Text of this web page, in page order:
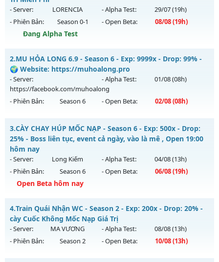
- Server: LORENCIA - Alpha Test: 29/07(19h)
- Phiên Bản:
Season 0-1 - Open Beta: 08/08(19h)
Đang Alpha Test
Hà Nội - Dễ Chơi Giải Trí Miễn Phí
Mu mới ra tháng 08 2026 - Mở máy chủ
ngày 08/08/2626
Exp: 20x - Drop: 30%
Thể loại: Mu Nguyên bản Webzen
Antihack: gold
2.MU HỎA LONG 6.9 - Season 6 - Exp: 9999x - Drop: 99% -
🌍 Website: https://muhoalong.pro
- Server:
https://facebook.com/muhoalong
- Alpha Test: 01/08(08h)
- Phiên Bản: Season 6 - Open Beta: 02/08(08h)
MU HỎA LONG 6.9 - 🌍 Website: https://muhoalong.pro
Mu mới ra tháng 08 2026 - Mở máy chủ
https://facebook.com/muhoalong
02/08/2626
Exp: 9999x - Drop: 99%
Kiểu reset: Non Reset
Antihack: XShield
3.CÀY CHAY HÚP MỐC NẠP - Season 6 - Exp: 500x - Drop:
25% - Boss liên tục, event cả ngày, vào là mê , Open 19:00
hôm nay
- Server: Long Kiếm - Alpha Test: 04/08(13h)
- Phiên Bản:
Season 6 - Open Beta: 06/08(19h)
Open Beta hôm nay
CÀY CHAY HÚP MỐC NẠP - Boss liên tục, event cả ngày, vào
là mê , Open 19:00 hôm nay
Mu mới ra tháng 08 2026 - Mở máy chủ
Long Kiếmvào 19h
ngày 06/08/2626
4.Train Quái Nhận WC - Season 2 - Exp: 200x - Drop: 20% -
cày Cuốc Không Mốc Nạp Giá Trị
- Server: MA VƯƠNG - Alpha Test: 08/08(13h)
- Phiên Bản:
Season 2 - Open Beta: 10/08(13h)